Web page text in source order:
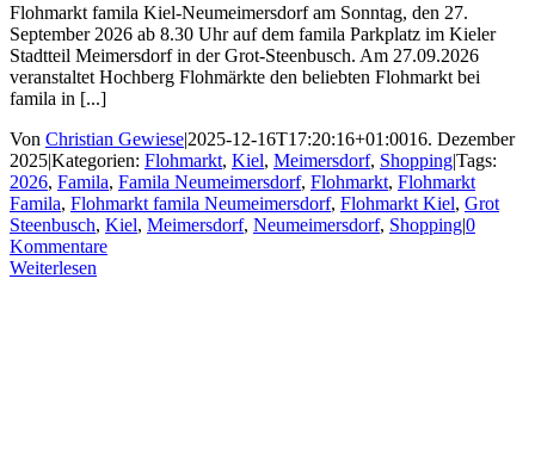
Flohmarkt famila Kiel-Neumeimersdorf am Sonntag, den 27.
September 2026 ab 8.30 Uhr auf dem famila Parkplatz im Kieler
Stadtteil Meimersdorf in der Grot-Steenbusch. Am 27.09.2026
veranstaltet Hochberg Flohmärkte den beliebten Flohmarkt bei
famila in [...]
Von Christian Gewiese|2025-12-16T17:20:16+01:0016. Dezember
2025|Kategorien: Flohmarkt, Kiel, Meimersdorf, Shopping|Tags:
2026, Famila, Famila Neumeimersdorf, Flohmarkt, Flohmarkt
Famila, Flohmarkt famila Neumeimersdorf, Flohmarkt Kiel, Grot
Steenbusch, Kiel, Meimersdorf, Neumeimersdorf, Shopping|0
Kommentare
Weiterlesen